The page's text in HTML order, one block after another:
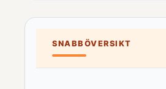
SNABBÖVERSIKT